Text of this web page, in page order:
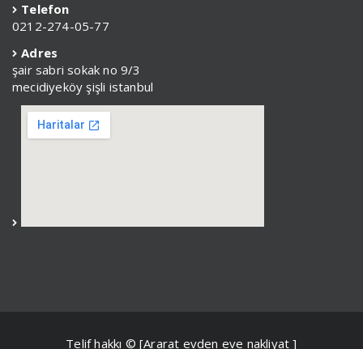
Telefon
0212-274-05-77
Adres
şair sabri sokak no 9/3
mecidiyeköy şişli istanbul
Telif hakkı © [Ararat evden eve nakliyat ]